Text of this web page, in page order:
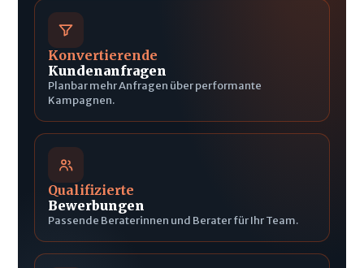
Konvertierende
Kundenanfragen
Planbar mehr Anfragen über performante
Kampagnen.
Qualifizierte
Bewerbungen
Passende Beraterinnen und Berater für Ihr Team.